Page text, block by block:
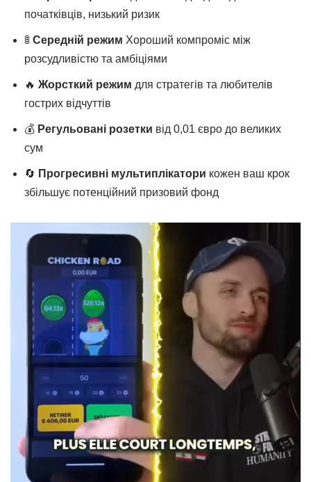
початківців, низький ризик
🚦 Середній режим Хороший компроміс між
розсудливістю та амбіціями
🔥 Жорсткий режим для стратегів та любителів
гострих відчуттів
💰 Регульовані розетки від 0,01 євро до великих
сум
🔄 Прогресивні мультиплікатори кожен ваш крок
збільшує потенційний призовий фонд